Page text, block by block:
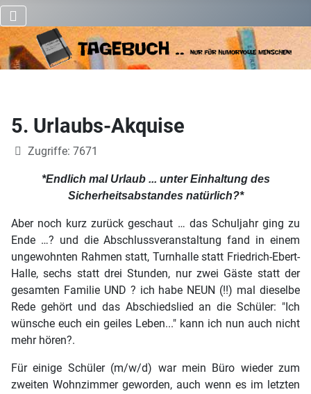
5. Urlaubs-Akquise
Details
Zugriffe: 7671
*Endlich mal Urlaub ... unter Einhaltung des
Sicherheitsabstandes natürlich?*
Aber noch kurz zurück geschaut … das Schuljahr ging zu
Ende …? und die Abschlussveranstaltung fand in einem
ungewohnten Rahmen statt, Turnhalle statt Friedrich-Ebert-
Halle, sechs statt drei Stunden, nur zwei Gäste statt der
gesamten Familie UND ? ich habe NEUN (!!) mal dieselbe
Rede gehört und das Abschiedslied an die Schüler: "Ich
wünsche euch ein geiles Leben..." kann ich nun auch nicht
mehr hören?.
Für einige Schüler (m/w/d) war mein Büro wieder zum
zweiten Wohnzimmer geworden, auch wenn es im letzten